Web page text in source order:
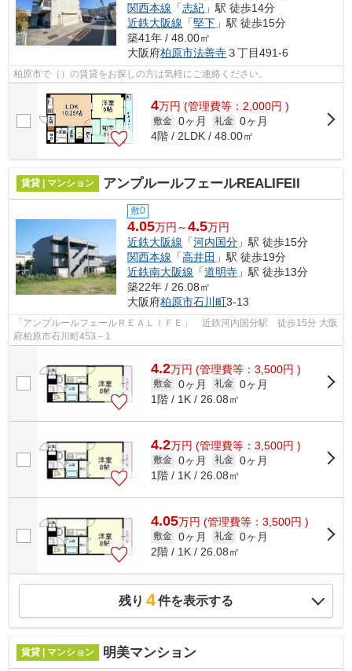
関西本線 「志紀 」駅 徒歩14分
近鉄大阪線 「堅下 」駅 徒歩15分
築41年 / 48.00㎡
大阪府柏原市法善寺３丁目491-6
柏原市で（）の賃貸をお探しの方は気軽にご連絡ください。
4万円 (管理費等：2,000円 )
敷金 0ヶ月 礼金 0ヶ月
4階 / 2LDK / 48.00㎡
賃貸 | マンション アンプルールフェールREALIFEII
敷0
4.05万円～4.5万円
近鉄大阪線 「河内国分 」駅 徒歩15分
関西本線 「高井田 」駅 徒歩19分
近鉄南大阪線 「道明寺 」駅 徒歩13分
築22年 / 26.08㎡
大阪府柏原市石川町3-13
「アンプルールフェールＲＥＡＬＩＦＥ」 近鉄河内国分駅 徒歩15分 大阪
府柏原市石川町453－1
4.2万円 (管理費等：3,500円 )
敷金 0ヶ月 礼金 0ヶ月
1階 / 1K / 26.08㎡
4.2万円 (管理費等：3,500円 )
敷金 0ヶ月 礼金 0ヶ月
1階 / 1K / 26.08㎡
4.05万円 (管理費等：3,500円 )
敷金 0ヶ月 礼金 0ヶ月
2階 / 1K / 26.08㎡
残り 4件を表示する
賃貸 | マンション 明美マンション